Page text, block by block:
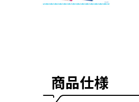
商品仕様